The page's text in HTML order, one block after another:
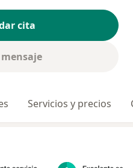
cita
Servicios y precios